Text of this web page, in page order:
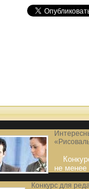
не
Конкурс для